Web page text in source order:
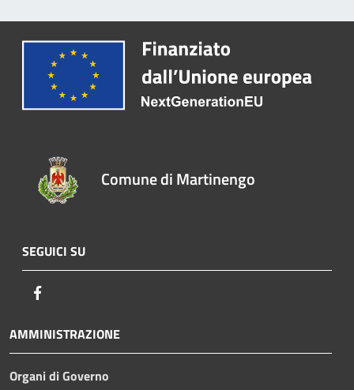
Comune di Martinengo
SEGUICI SU
AMMINISTRAZIONE
Organi di Governo